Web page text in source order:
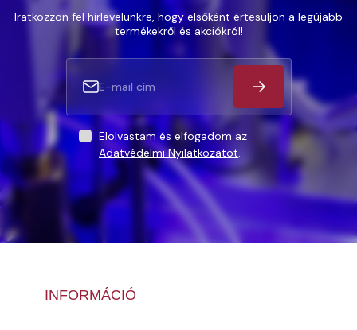
Iratkozzon fel hírlevelünkre, hogy elsőként értesüljön a legújabb
termékekről és akciókról!
Elolvastam és elfogadom az
Adatvédelmi Nyilatkozatot.
INFORMÁCIÓ